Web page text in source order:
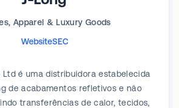
Apparel & Luxury Goods
WebsiteSEC
Ltd é uma distribuidora estabelecida
de acabamentos refletivos e não
transferências de calor, tecidos,